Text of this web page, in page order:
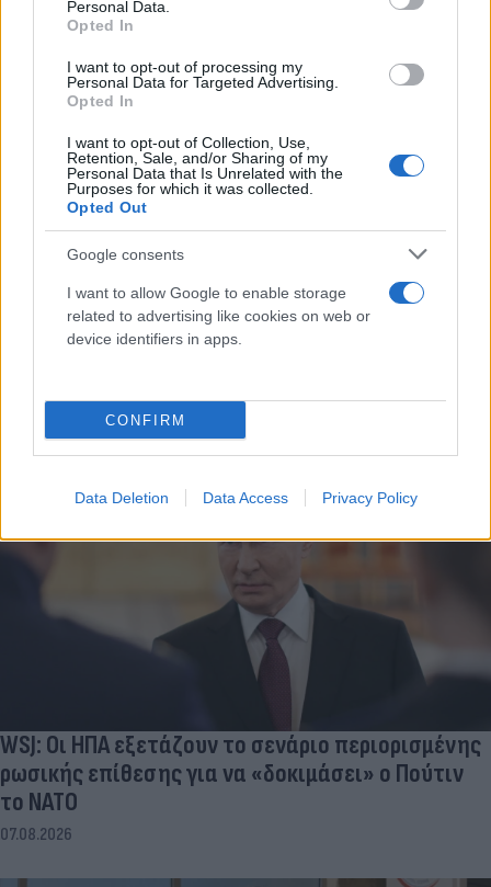
Personal Data.
Opted In
I want to opt-out of processing my
Personal Data for Targeted Advertising.
Opted In
I want to opt-out of Collection, Use,
Retention, Sale, and/or Sharing of my
Personal Data that Is Unrelated with the
Purposes for which it was collected.
Opted Out
Google consents
I want to allow Google to enable storage
related to advertising like cookies on web or
device identifiers in apps.
CONFIRM
Data Deletion Data Access Privacy Policy
Συναγερμός στου Γουδή: Γυναίκα έπεσε από τον
5ο όροφο στον ακάλυπτο - Μεταφέρθηκε στο
WSJ: Οι ΗΠΑ εξετάζουν το σενάριο περιορισμένης
ρωσικής επίθεσης για να «δοκιμάσει» ο Πούτιν
το ΝΑΤΟ
07.08.2026